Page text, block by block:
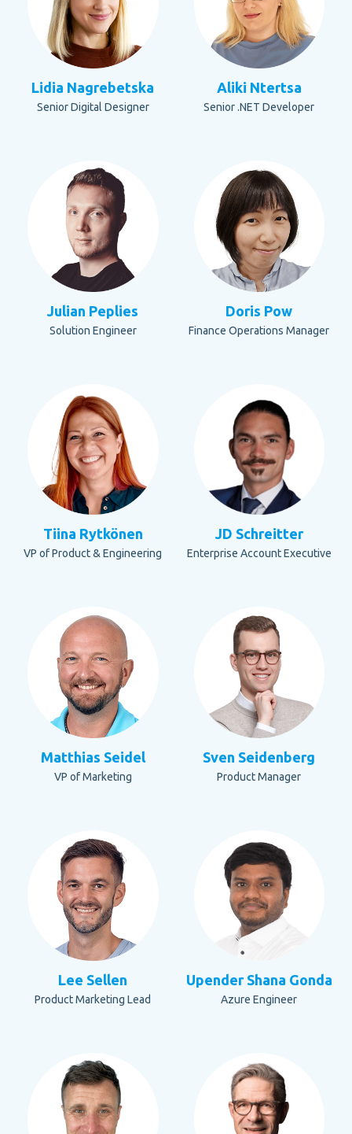
Lidia Nagrebetska
Senior Digital Designer
Aliki Ntertsa
Senior .NET Developer
Julian Peplies
Solution Engineer
Doris Pow
Finance Operations Manager
Tiina Rytkönen
VP of Product & Engineering
JD Schreitter
Enterprise Account Executive
Matthias Seidel
VP of Marketing
Sven Seidenberg
Product Manager
Lee Sellen
Product Marketing Lead
Upender Shana Gonda
Azure Engineer